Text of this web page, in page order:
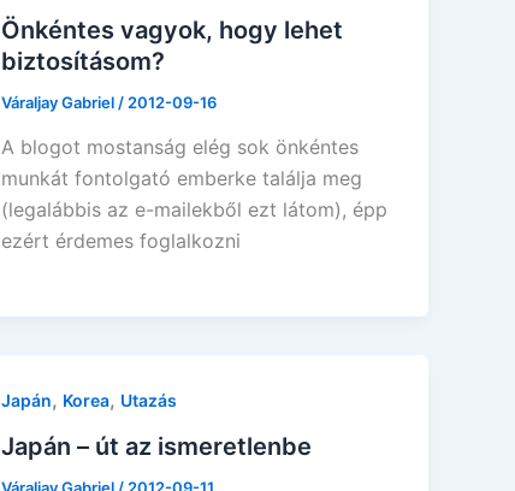
Önkéntes vagyok, hogy lehet
biztosításom?
Váraljay Gabriel / 2012-09-16
A blogot mostanság elég sok önkéntes
munkát fontolgató emberke találja meg
(legalábbis az e-mailekből ezt látom), épp
ezért érdemes foglalkozni
Japán, Korea, Utazás
Japán – út az ismeretlenbe